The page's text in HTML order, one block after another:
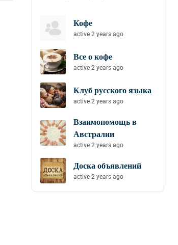
Кофе
active 2 years ago
Все о кофе
active 2 years ago
Клуб русского языка
active 2 years ago
Взаимопомощь в
Австралии
active 2 years ago
Доска объявлений
active 2 years ago